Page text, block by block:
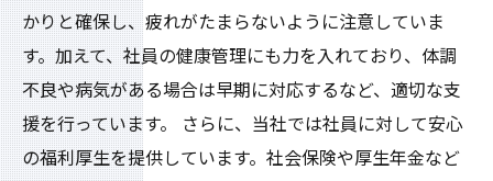
かりと確保し、疲れがたまらないように注意していま
す。加えて、社員の健康管理にも力を入れており、体調
不良や病気がある場合は早期に対応するなど、適切な支
援を行っています。 さらに、当社では社員に対して安心
の福利厚生を提供しています。社会保険や厚生年金など